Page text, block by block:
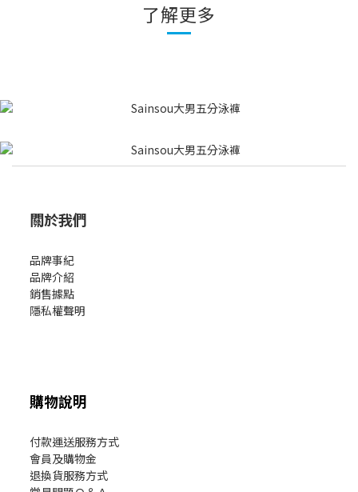
了解更多
關於我們
品牌事紀
品牌介紹
銷售據點
隱私權聲明
購物說明
付款運送服務方式
會員及購物金
退換貨服務方式